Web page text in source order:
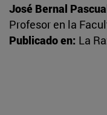
José Bernal
Profesor en la
Publicado en: La